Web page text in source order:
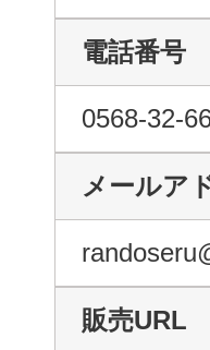
電話番号
0568-32-
メールア
販売URL